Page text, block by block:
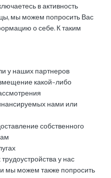
в активность
мы можем попросить Вас
о себе. К таким
у наших партнеров
какой-либо
нами или
собственного
у нас
мы можем также попросить